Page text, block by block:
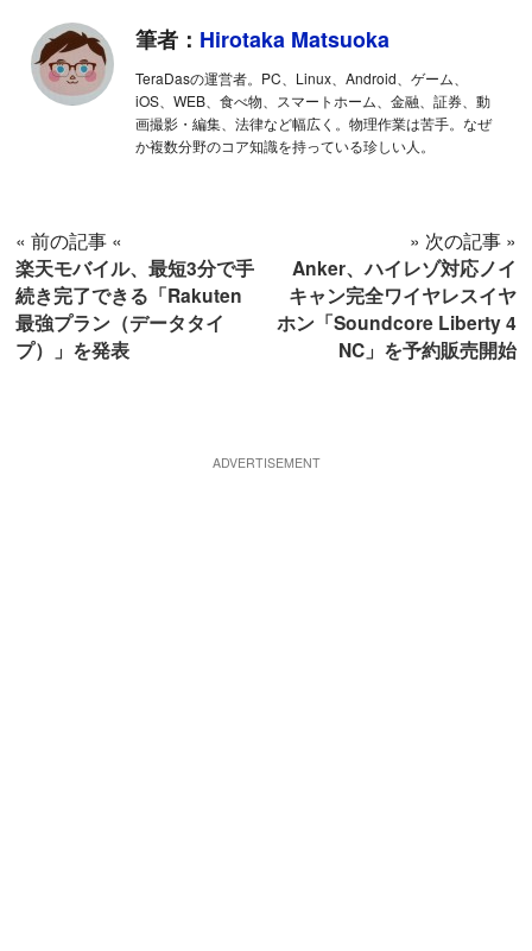
筆者： Hirotaka Matsuoka
TeraDasの運営者。PC、Linux、Android、ゲーム、
iOS、WEB、食べ物、スマートホーム、金融、証券、動
画撮影・編集、法律など幅広く。物理作業は苦手。なぜ
か複数分野のコア知識を持っている珍しい人。
« 前の記事 «
楽天モバイル、最短3分で手
続き完了できる「Rakuten
最強プラン（データタイ
プ）」を発表
» 次の記事 »
Anker、ハイレゾ対応ノイ
キャン完全ワイヤレスイヤ
ホン「Soundcore Liberty 4
NC」を予約販売開始